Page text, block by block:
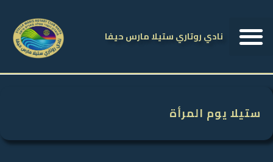
نادي روتاري ستيلا مارس حيفا
ستيلا يوم المرأة